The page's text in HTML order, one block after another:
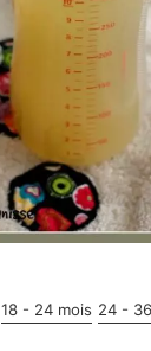
18 - 24 mois 24 -